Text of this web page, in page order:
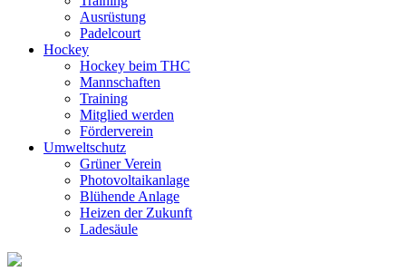
Ausrüstung
Padelcourt
Hockey
Hockey beim THC
Mannschaften
Training
Mitglied werden
Förderverein
Umweltschutz
Grüner Verein
Photovoltaikanlage
Blühende Anlage
Heizen der Zukunft
Ladesäule